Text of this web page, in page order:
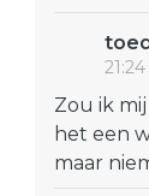
21:24
Zou ik
het een
maar